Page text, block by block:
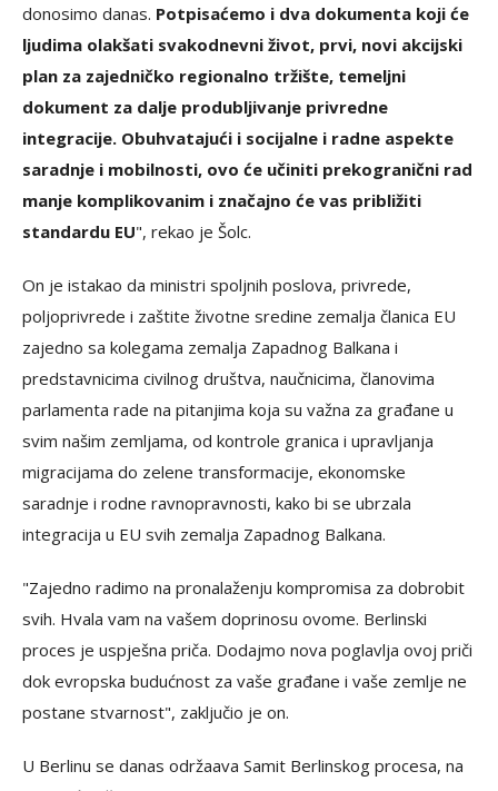
donosimo danas. Potpisaćemo i dva dokumenta koji će
ljudima olakšati svakodnevni život, prvi, novi akcijski
plan za zajedničko regionalno tržište, temeljni
dokument za dalje produbljivanje privredne
integracije. Obuhvatajući i socijalne i radne aspekte
saradnje i mobilnosti, ovo će učiniti prekogranični rad
manje komplikovanim i značajno će vas približiti
standardu EU", rekao je Šolc.
On je istakao da ministri spoljnih poslova, privrede,
poljoprivrede i zaštite životne sredine zemalja članica EU
zajedno sa kolegama zemalja Zapadnog Balkana i
predstavnicima civilnog društva, naučnicima, članovima
parlamenta rade na pitanjima koja su važna za građane u
svim našim zemljama, od kontrole granica i upravljanja
migracijama do zelene transformacije, ekonomske
saradnje i rodne ravnopravnosti, kako bi se ubrzala
integracija u EU svih zemalja Zapadnog Balkana.
"Zajedno radimo na pronalaženju kompromisa za dobrobit
svih. Hvala vam na vašem doprinosu ovome. Berlinski
proces je uspješna priča. Dodajmo nova poglavlja ovoj priči
dok evropska budućnost za vaše građane i vaše zemlje ne
postane stvarnost", zaključio je on.
U Berlinu se danas održaava Samit Berlinskog procesa, na